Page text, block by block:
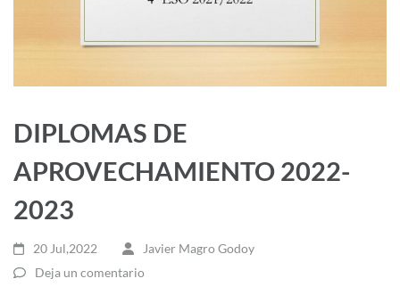
DIPLOMAS DE
APROVECHAMIENTO 2022-
2023
20 Jul,2022
Javier Magro Godoy
Deja un comentario